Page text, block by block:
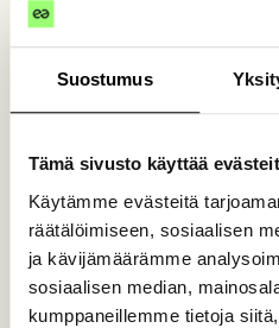
Suostumus
Tämä sivusto käyttää
Käytämme evästeitä
räätälöimiseen, sosiaalisen
ja kävijämäärämme
sosiaalisen median,
kumppaneillemme tietoja
Per tenere sotto controllo il
€50
PROMO
Profilo partner su
CommercialiStar.it